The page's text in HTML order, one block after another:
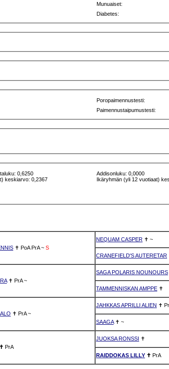
Munuaiset:
Diabetes:
Poropaimennustesti:
Paimennustaipumustesti:
0,6250
keskiarvo: 0,2367
Addisonluku: 0,0000
Ikäryhmän (yli 12 vuotiaat)
✝ PoA PrA ~ S
NEQUAM CASPER ✝ ~
CRANEFIELD'S AUTERETAR
✝ PrA ~
SAGA POLARIS NOUNOURS
TAMMENNISKAN AMPPE ✝
✝ PrA ~
JAHKKAS APRILLI ALIEN ✝
SAAGA✝ ~
✝ PrA
JUOKSA RONSSI ✝
RAIDDOKAS LILLY ✝ PrA